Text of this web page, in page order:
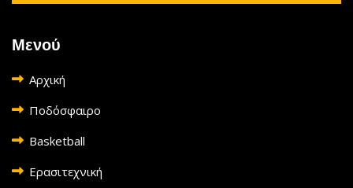
Μενού
Αρχική
Ποδόσφαιρο
Basketball
Ερασιτεχνική